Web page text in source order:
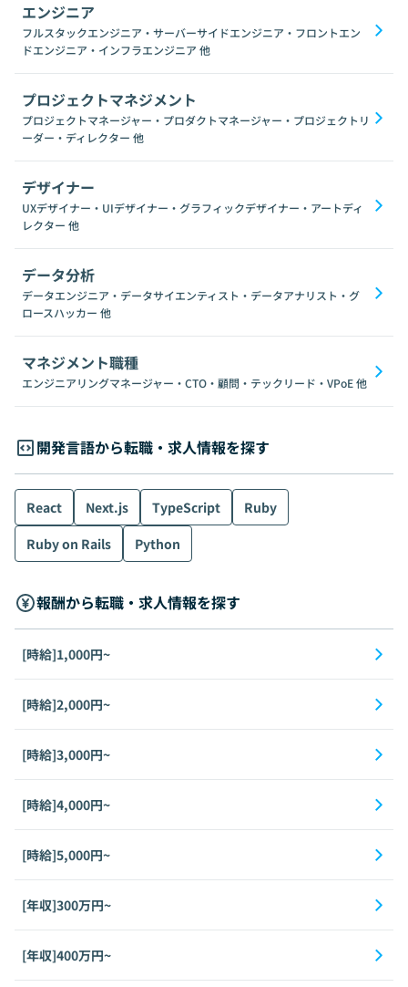
エンジニア
フルスタックエンジニア・サーバーサイドエンジニア・フロントエン
ドエンジニア・インフラエンジニア 他
プロジェクトマネジメント
プロジェクトマネージャー・プロダクトマネージャー・プロジェクトリ
ーダー・ディレクター 他
デザイナー
UXデザイナー・UIデザイナー・グラフィックデザイナー・アートディ
レクター 他
データ分析
データエンジニア・データサイエンティスト・データアナリスト・グ
ロースハッカー 他
マネジメント職種
エンジニアリングマネージャー・CTO・顧問・テックリード・VPoE他
開発言語から転職・求人情報を探す
React Next.js TypeScript
Ruby
Ruby on Rails
Python
報酬から転職・求人情報を探す
[時給]1,000円~
[時給]2,000円~
[時給]3,000円~
[時給]4,000円~
[時給]5,000円~
[年収]300万円~
[年収]400万円~